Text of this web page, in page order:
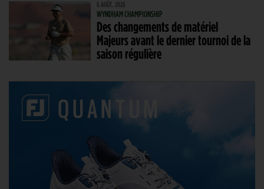
6 AOÛT. 2026
WYNDHAM CHAMPIONSHIP
Des changements de matériel
Majeurs avant le dernier tournoi de la
saison régulière